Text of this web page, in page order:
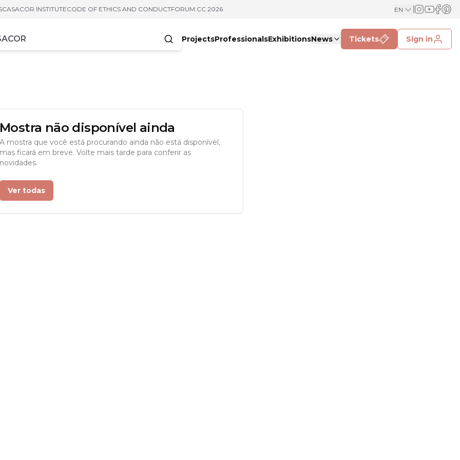
CASACOR INSTITUTECODE OF ETHICS AND CONDUCTFORUM CC 2026 EN
ProjectsProfessionalsExhibitionsNews Tickets Sign in
Mostra não disponível ainda
A mostra que você está procurando ainda não está disponível,
mas ficará em breve. Volte mais tarde para conferir as
novidades.
Ver todas